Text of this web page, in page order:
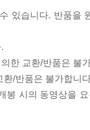
있습니다. 반품을
한 교환/반품은 불
/반품은 불가합니
시의 동영상을